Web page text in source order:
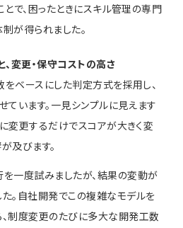
とで、困ったときにスキル管理の専門
が得られました。
変更・保守コストの高さ
ベースにした判定方式を採用し、
ています。一見シンプルに見えます
変更するだけでスコアが大きく変
及びます。
を一度試みましたが、結果の変動が
。自社開発でこの複雑なモデルを
制度変更のたびに多大な開発工数